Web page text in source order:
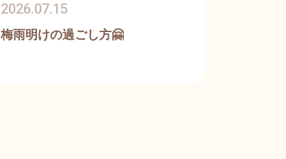
梅雨明けの過ごし方🤗
2026.07.15